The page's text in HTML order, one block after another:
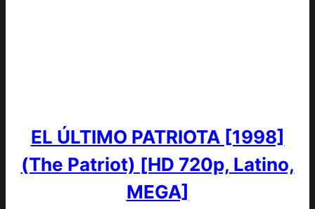
EL ÚLTIMO PATRIOTA [1998]
(The Patriot) [HD 720p, Latino,
MEGA]